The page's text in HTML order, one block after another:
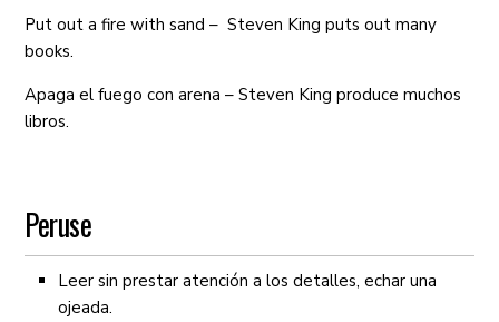
Put out a fire with sand – Steven King puts out many
books.
Apaga el fuego con arena – Steven King produce muchos
libros.
Peruse
Leer sin prestar atención a los detalles, echar una
ojeada.